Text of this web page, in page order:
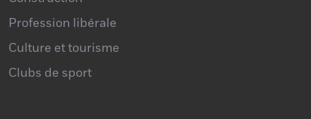
Culture et tourisme
Clubs de sport